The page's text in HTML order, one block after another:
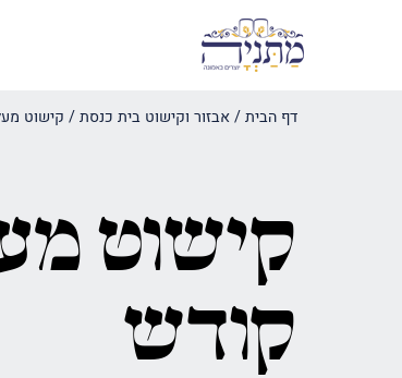
דף הבית/אבזור וקישוט בית כנסת/ קישוט
קישוט
קודש